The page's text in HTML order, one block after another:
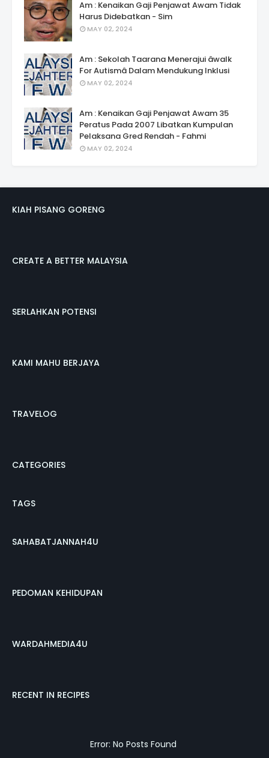
Am : Kenaikan Gaji Penjawat Awam Tidak
Harus Didebatkan - Sim
MAY 02, 2024
Am : Sekolah Taarana Menerajui âwalk
For Autismâ Dalam Mendukung Inklusi
MAY 02, 2024
Am : Kenaikan Gaji Penjawat Awam 35
Peratus Pada 2007 Libatkan Kumpulan
Pelaksana Gred Rendah - Fahmi
MAY 02, 2024
KIAH PISANG GORENG
CREATE A BETTER MALAYSIA
SERLAHKAN POTENSI
KAMI MAHU BERJAYA
TRAVELOG
CATEGORIES
TAGS
SAHABATJANNAH4U
PEDOMAN KEHIDUPAN
WARDAHMEDIA4U
RECENT IN RECIPES
Error: No Posts Found